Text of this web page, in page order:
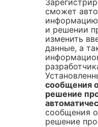
сможет
и решении
изменить
данные, а
сообщения
решение
сообщения
решение